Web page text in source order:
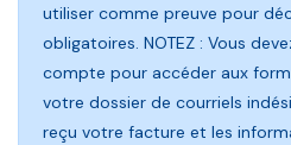
utiliser comme preuve pour
obligatoires. NOTEZ : Vous
compte pour accéder aux
votre dossier de courriels
reçu votre facture et les